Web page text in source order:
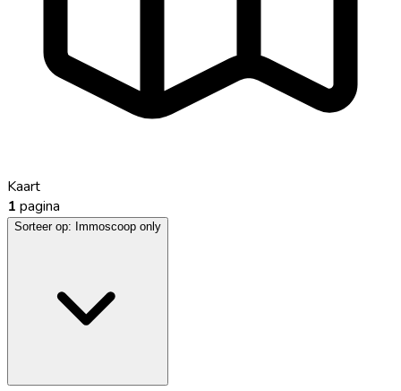
Kaart
1 pagina
Sorteer op: Immoscoop only